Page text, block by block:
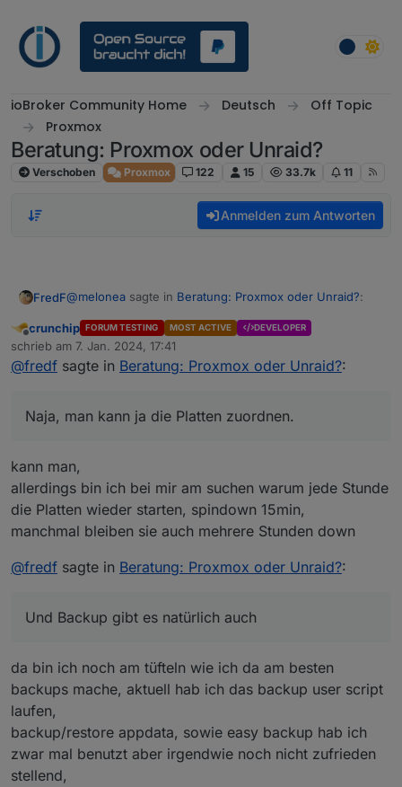
ioBroker Community Home Deutsch
Off Topic
Proxmox
Beratung: Proxmox oder Unraid?
Verschoben Proxmox 122 15 33.7k 11
Anmelden zum Antworten
FredF@melonea sagte in Beratung: Proxmox oder Unraid?:
Damit wäre ich vorsichtig, sollten Container auf den
Platten laufen hast du schnell viele unnötige
Naja, man kann ja die Platten zuordnen.
gerade am Schlafen.
Offline
crunchip FORUM TESTING MOST ACTIVE DEVELOPER
schrieb am 7. Jan. 2024, 17:41
zuletzt editiert von
@fredf sagte in Beratung: Proxmox oder Unraid?:
Naja, man kann ja die Platten zuordnen.
kann man,
allerdings bin ich bei mir am suchen warum jede Stunde
die Platten wieder starten, spindown 15min,
manchmal bleiben sie auch mehrere Stunden down
@fredf sagte in Beratung: Proxmox oder Unraid?:
Und Backup gibt es natürlich auch
da bin ich noch am tüfteln wie ich da am besten
backups mache, aktuell hab ich das backup user script
laufen,
backup/restore appdata, sowie easy backup hab ich
zwar mal benutzt aber irgendwie noch nicht zufrieden
stellend,